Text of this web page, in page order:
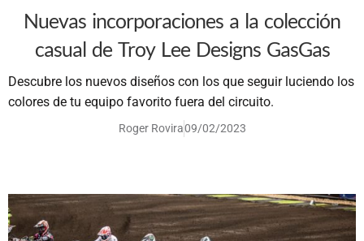
Nuevas incorporaciones a la colección
casual de Troy Lee Designs GasGas
Descubre los nuevos diseños con los que seguir luciendo los
colores de tu equipo favorito fuera del circuito.
Roger Rovira09/02/2023